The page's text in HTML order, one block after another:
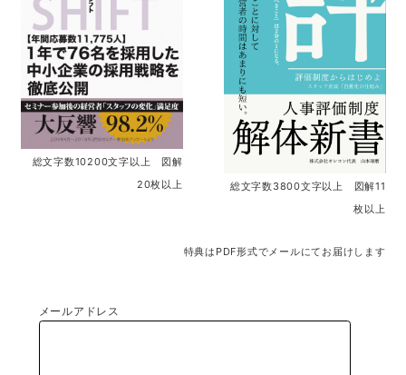
総文字数10200文字以上 図解
20枚以上
総文字数3800文字以上 図解11
枚以上
特典はPDF形式でメールにてお届けします
メールアドレス